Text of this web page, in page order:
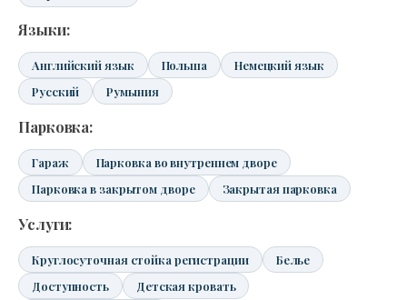
Языки:
Английский язык Польша
Немецкий язык
Русский
Румыния
Парковка:
Гараж
Парковка во внутреннем дворе
Парковка в закрытом дворе
Закрытая парковка
Услуги:
Круглосуточная стойка регистрации
Белье
Доступность
Детская кровать